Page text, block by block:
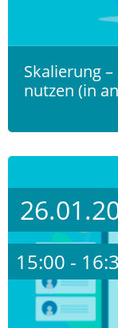
Skalierung
nutzen (in
15:00 -